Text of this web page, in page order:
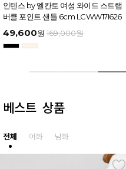
by 엘칸토 남성 트리플 스트랩 벨
슬라이드 4.5cm LCMW61M626
원159,000원
베스트 상품
전체 여화 남화